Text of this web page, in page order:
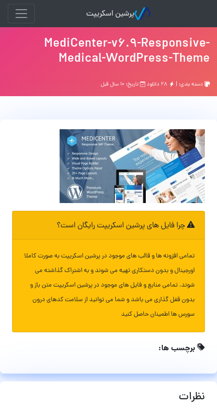
پرشین اسکریپت
MediCenter-v6.9-Responsive-
Medical-WordPress-Theme
دسته بندی: | تاریخ: ۱۰ سال قبل
چرا فایل های پرشین اسکریپت رایگان است؟
تمامی افزونه ها و قالب های موجود در پرشین اسکریپت به صورت کاملا
اورجینال و بدون دستکاری تهیه می شوند و به اشتراک گذاشته می
شوند. تمامی منابع و فایل های موجود در پرشین اسکریپت متن باز و
بدون قفل گذاری می باشد و شما می توانید از سلامت کدهای درون
سورس ها اطمینان حاصل کنید
برچسب ها:
نظرات